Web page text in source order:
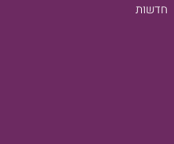
חדשות